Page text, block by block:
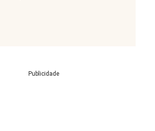
Publicidade